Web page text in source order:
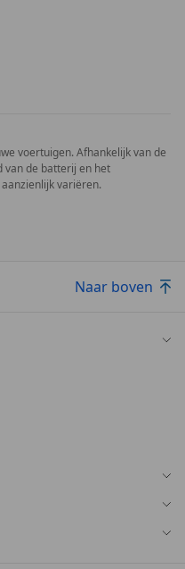
voertuigen. Afhankelijk van de
van de batterij en het
variëren.
Naar boven